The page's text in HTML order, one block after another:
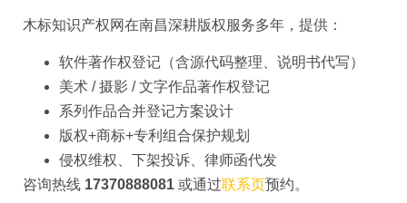
木标知识产权网在南昌深耕版权服务多年，提供：
软件著作权登记（含源代码整理、说明书代写）
美术 / 摄影 / 文字作品著作权登记
系列作品合并登记方案设计
版权+商标+专利组合保护规划
侵权维权、下架投诉、律师函代发
咨询热线 17370888081 或通过联系页预约。